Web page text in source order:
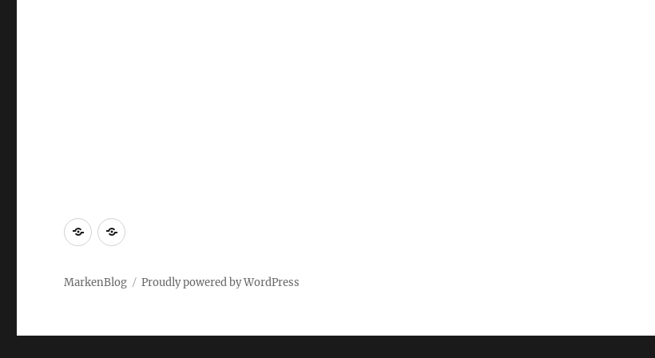
Markenrecherche
Gastbeiträge
MarkenBlog Proudly powered by WordPress